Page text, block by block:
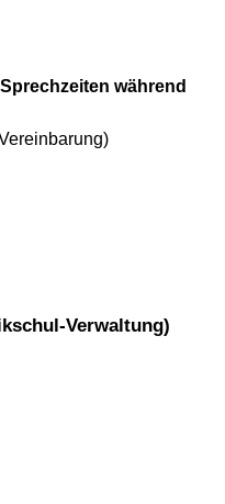
während
Verwaltung)